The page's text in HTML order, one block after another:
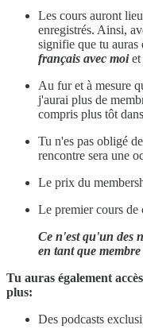
Les cours auront
enregistrés. Ainsi,
signifie que tu auras
français avec moiet
Au fur et à mesure
j'aurai plus de
compris plus tôt
Tu n'es pas obligé
rencontre sera une
Le prix du
Le premier cours de
Ce n'est qu'un des
en tant que
Tu auras également
plus:
Des podcasts